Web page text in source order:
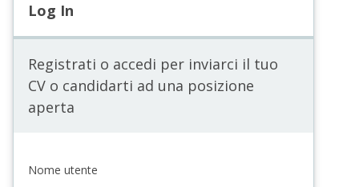
Log In
Registrati o accedi per inviarci il tuo
CV o candidarti ad una posizione
aperta
Nome utente